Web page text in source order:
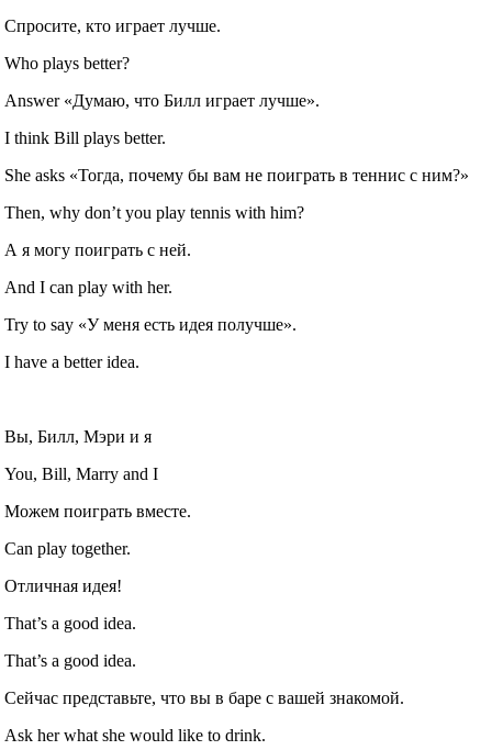
Спросите, кто играет лучше.
Who plays better?
Answer «Думаю, что Билл играет лучше».
I think Bill plays better.
She asks «Тогда, почему бы вам не поиграть в теннис с ним?»
Then, why don’t you play tennis with him?
А я могу поиграть с ней.
And I can play with her.
Try to say «У меня есть идея получше».
I have a better idea.
Вы, Билл, Мэри и я
You, Bill, Marry and I
Можем поиграть вместе.
Can play together.
Отличная идея!
That’s a good idea.
That’s a good idea.
Сейчас представьте, что вы в баре с вашей знакомой.
Ask her what she would like to drink.